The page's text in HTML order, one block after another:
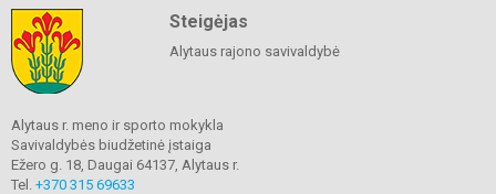
Steigėjas
Alytaus rajono savivaldybė
Alytaus r. meno ir sporto mokykla
Savivaldybės biudžetinė įstaiga
Ežero g. 18, Daugai 64137, Alytaus r.
Tel. +370 315 69633